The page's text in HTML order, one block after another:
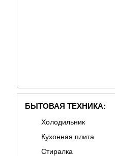
БЫТОВАЯ ТЕХНИКА:
Холодильник
Кухонная плита
Стиралка